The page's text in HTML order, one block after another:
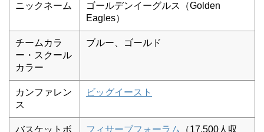
ニックネーム
ゴールデンイーグルス（Golden
Eagles）
チームカラ
ー・スクール
カラー
ブルー、ゴールド
カンファレン
ス
ビッグイースト
バスケットボ
フィサーブフォーラム
（17,500人収